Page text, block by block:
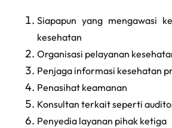
Siapapun yang mengawasi
kesehatan
Organisasi pelayanan
Penjaga informasi kesehatan
Penasihat keamanan
Konsultan terkait seperti
Penyedia layanan pihak ketiga